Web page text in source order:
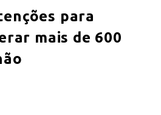
para
mais de 600